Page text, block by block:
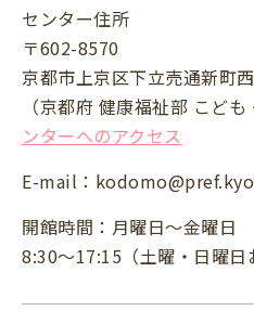
センター住所
〒602-8570
京都市上京区下立売通新町
（京都府 健康福祉部 こども
ンターへのアクセス
E-mail：
開館時間：月曜日～金曜日
8:30～17:15（土曜・日曜日